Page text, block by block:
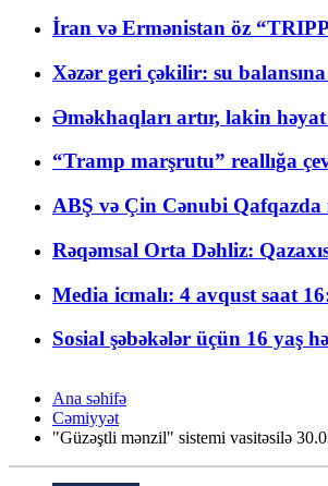
İran və Ermənistan öz
Xəzər geri çəkilir: su
Əməkhaqları artır, lakin həyat
“Tramp marşrutu” reallığa
ABŞ və Çin Cənubi
Rəqəmsal Orta Dəhliz:
Media icmalı: 4 avqust saat
Sosial şəbəkələr üçün 16 yaş
Ana səhifə
Cəmiyyət
"Güzəştli mənzil" sistemi vasitəsilə